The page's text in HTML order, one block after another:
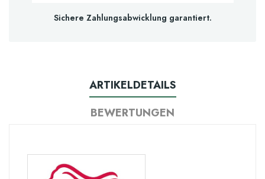
Sichere Zahlungsabwicklung garantiert.
ARTIKELDETAILS
BEWERTUNGEN